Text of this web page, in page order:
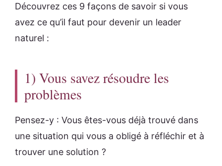
Découvrez ces 9 façons de savoir si vous
avez ce qu’il faut pour devenir un leader
naturel :
1) Vous savez résoudre les
problèmes
Pensez-y : Vous êtes-vous déjà trouvé dans
une situation qui vous a obligé à réfléchir et à
trouver une solution ?